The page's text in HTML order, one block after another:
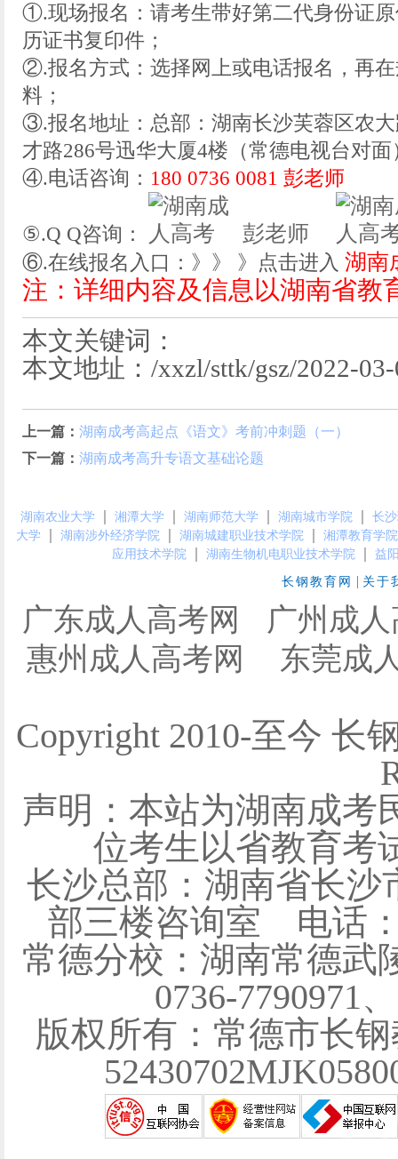
①.现场报名：请考生带好第二代身份证
历证书复印件；
②.报名方式：选择网上或电话报名，再
料；
③.报名地址：总部：湖南长沙芙蓉区农
才路286号迅华大厦4楼（常德电视台对面
④.电话咨询： 180 0736 0081 彭老师
⑤.Q Q咨询： 彭老师
⑥.在线报名入口：》》 》点击进入 湖南
注：详细内容及信息以湖南省教
本文关键词：
本文地址：/xxzl/sttk/gsz/2022-
上一篇： 湖南成考高起点《语文》考前冲刺题（一）
下一篇： 湖南成考高升专语文基础论题
湖南农业大学 湘潭大学 湖南师范大学 湖南城市学院
长
大学
湖南涉外经济学院 湖南城建职业技术学院
湘潭教育学院
应用技术学院
湖南生物机电职业技术学院 益
长钢教育网 | 关于
广东成人高考网
广州成
惠州成人高考网
东莞成
Copyright 2010-至今 长
声明：本站为湖南成考
位考生以省教育考
长沙总部：湖南省长沙
部三楼咨询室 电话：
常德分校：湖南常德
0736-7790971
版权所有：常德市长